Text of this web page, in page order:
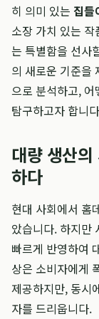
히 의미 있는 집들
소장 가치 있는
는 특별함을 선사
의 새로운 기준을
으로 분석하고,
탐구하고자 합니
대량 생산
하다
현대 사회에서 홈
았습니다. 하지만
빠르게 반영하여
상은 소비자에게
제공하지만, 동시
자를 드리웁니다.